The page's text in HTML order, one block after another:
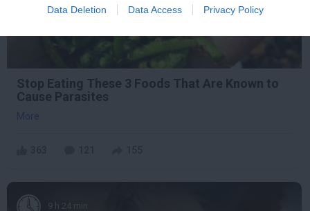
Data Deletion Data Access Privacy Policy
Stop Eating These 3 Foods That Are Known to
Cause Parasites
More
9 h 24 min